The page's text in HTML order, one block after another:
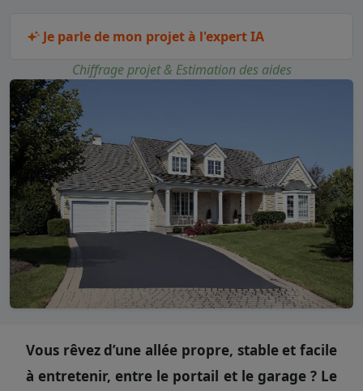
Je parle de mon projet à l'expert IA
Chiffrage projet & Estimation des aides
Vous rêvez d’une allée propre, stable et facile
à entretenir, entre le portail et le garage ? Le